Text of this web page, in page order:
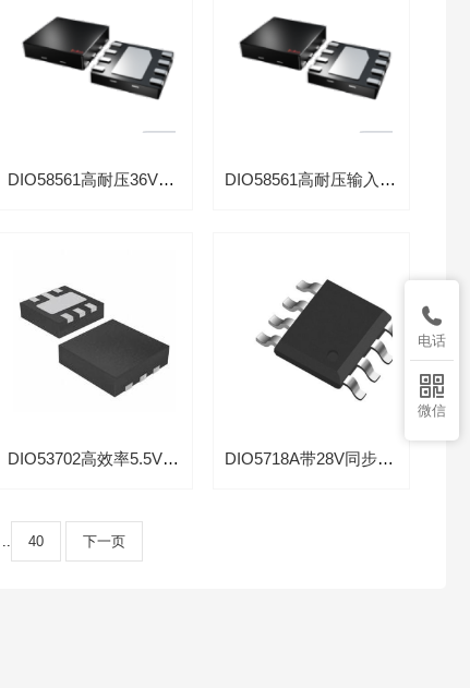
DIO58561高耐压36V线性100mA充电TWS蓝牙设备专用芯片 DIO58561高耐压输入36V锂电线性100mA充电IC带过压保护功能
DIO53702高效率5.5V同步2.0A降压稳压器适用于可调光LED驱动器 DIO5718A带28V同步2A降压背光驱动支持analog PWM调光
.. 40 下一页

电话

微信